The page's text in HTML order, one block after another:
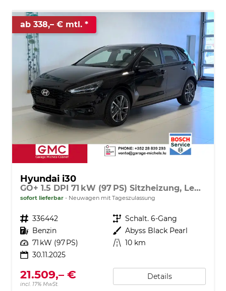
ab 338,– € mtl.
Hyundai i30
GO+ 1.5 DPI 71 kW (97 PS) Sitzheizung, Lenkradheizung, 2-Zonen-Klimaautomatik, Android Auto, Apple CarPlay, Navigationssystem, DAB, Indutkionsladen für Smartphones, 17 Zoll Leichtmetallfelgen, uvm.
sofort lieferbar Neuwagen mit Tageszulassung
Fahrzeugnr. 336442 Getriebe Schalt. 6-Gang
Kraftstoff Benzin Außenfarbe Abyss Black Pearl
Leistung 71 kW (97 PS) Kilometerstand 10 km
30.11.2025
21.509,– €
incl. 17% MwSt.
Details